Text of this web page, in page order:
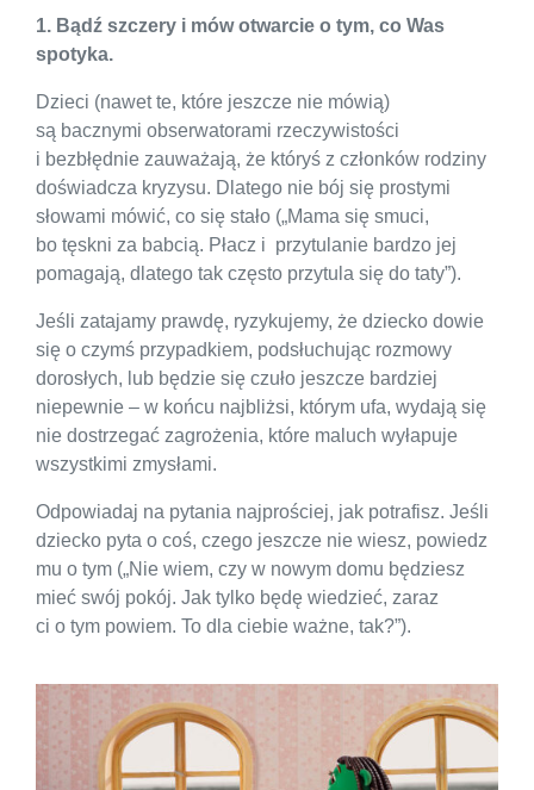
1. Bądź szczery i mów otwarcie o tym, co Was
spotyka.
Dzieci (nawet te, które jeszcze nie mówią)
są bacznymi obserwatorami rzeczywistości
i bezbłędnie zauważają, że któryś z członków rodziny
doświadcza kryzysu. Dlatego nie bój się prostymi
słowami mówić, co się stało („Mama się smuci,
bo tęskni za babcią. Płacz i przytulanie bardzo jej
pomagają, dlatego tak często przytula się do taty”).
Jeśli zatajamy prawdę, ryzykujemy, że dziecko dowie
się o czymś przypadkiem, podsłuchując rozmowy
dorosłych, lub będzie się czuło jeszcze bardziej
niepewnie – w końcu najbliżsi, którym ufa, wydają się
nie dostrzegać zagrożenia, które maluch wyłapuje
wszystkimi zmysłami.
Odpowiadaj na pytania najprościej, jak potrafisz. Jeśli
dziecko pyta o coś, czego jeszcze nie wiesz, powiedz
mu o tym („Nie wiem, czy w nowym domu będziesz
mieć swój pokój. Jak tylko będę wiedzieć, zaraz
ci o tym powiem. To dla ciebie ważne, tak?”).